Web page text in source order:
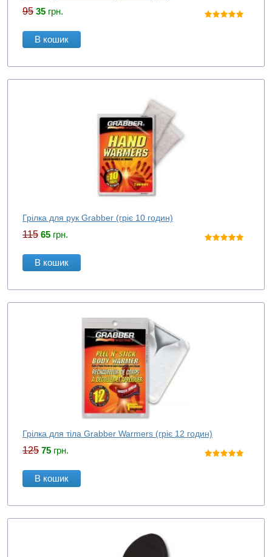
95 35 грн.
В кошик
Грілка для рук Grabber (гріє 10 годин)
115 65 грн.
В кошик
Грілка для тіла Grabber Warmers (гріє 12 годин)
125 75 грн.
В кошик